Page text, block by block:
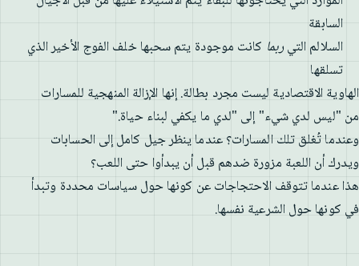
السابقة
السلالم التيربما كانت موجودة يتم سحبها خلف الفوج الأخير الذي
تسلقها
الهاوية الاقتصادية ليست مجرد بطالة. إنها الإزالة المنهجية للمسارات
من "ليس لدي شيء" إلى "لدي ما يكفي لبناء حياة."
وعندما تُغلق تلك المسارات؟ عندما ينظر جيل كامل إلى الحسابات
ويدرك أن اللعبة مزورة ضدهم قبل أن يبدأوا حتى اللعب؟
هذا عندما تتوقف الاحتجاجات عن كونها حول سياسات محددة وتبدأ
في كونها حول الشرعية نفسها.